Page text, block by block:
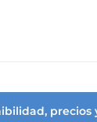
precios